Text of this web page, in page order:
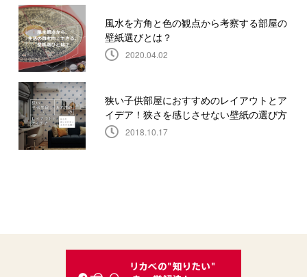
風水を方角と色の観点から考察する部屋の
壁紙選びとは？
2020.04.02
狭い子供部屋におすすめのレイアウトとア
イデア！狭さを感じさせない壁紙の選び方
2018.10.17